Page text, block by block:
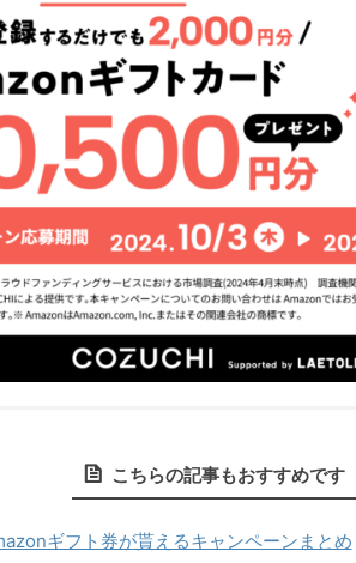
こちらの記事もおすすめです
ギフト券が貰えるキャンペーンまとめ